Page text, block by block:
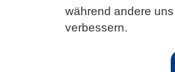
während andere
verbessern.